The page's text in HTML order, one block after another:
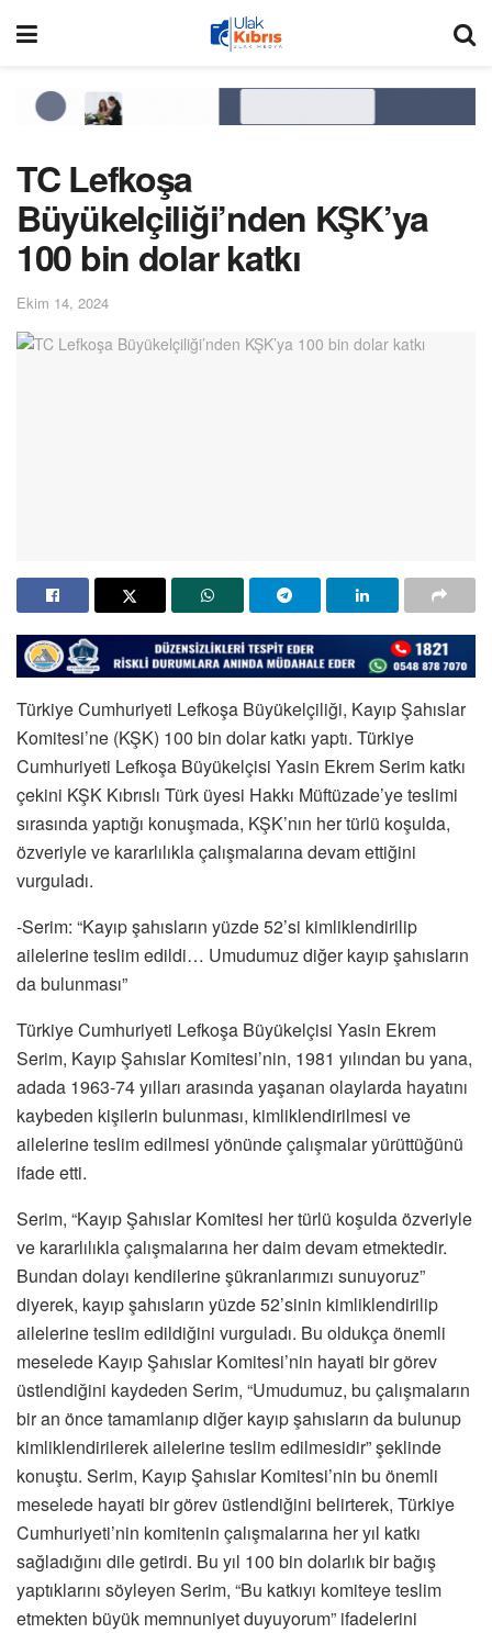
TC Lefkoşa
Büyükelçiliği’nden KŞK’ya
100 bin dolar katkı
Ekim 14, 2024
Türkiye Cumhuriyeti Lefkoşa Büyükelçiliği, Kayıp Şahıslar
Komitesi’ne (KŞK) 100 bin dolar katkı yaptı. Türkiye
Cumhuriyeti Lefkoşa Büyükelçisi Yasin Ekrem Serim katkı
çekini KŞK Kıbrıslı Türk üyesi Hakkı Müftüzade’ye teslimi
sırasında yaptığı konuşmada, KŞK’nın her türlü koşulda,
özveriyle ve kararlılıkla çalışmalarına devam ettiğini
vurguladı.
-Serim: “Kayıp şahısların yüzde 52’si kimliklendirilip
ailelerine teslim edildi… Umudumuz diğer kayıp şahısların
da bulunması”
Türkiye Cumhuriyeti Lefkoşa Büyükelçisi Yasin Ekrem
Serim, Kayıp Şahıslar Komitesi’nin, 1981 yılından bu yana,
adada 1963-74 yılları arasında yaşanan olaylarda hayatını
kaybeden kişilerin bulunması, kimliklendirilmesi ve
ailelerine teslim edilmesi yönünde çalışmalar yürüttüğünü
ifade etti.
Serim, “Kayıp Şahıslar Komitesi her türlü koşulda özveriyle
ve kararlılıkla çalışmalarına her daim devam etmektedir.
Bundan dolayı kendilerine şükranlarımızı sunuyoruz”
diyerek, kayıp şahısların yüzde 52’sinin kimliklendirilip
ailelerine teslim edildiğini vurguladı. Bu oldukça önemli
meselede Kayıp Şahıslar Komitesi’nin hayati bir görev
üstlendiğini kaydeden Serim, “Umudumuz, bu çalışmaların
bir an önce tamamlanıp diğer kayıp şahısların da bulunup
kimliklendirilerek ailelerine teslim edilmesidir” şeklinde
konuştu. Serim, Kayıp Şahıslar Komitesi’nin bu önemli
meselede hayati bir görev üstlendiğini belirterek, Türkiye
Cumhuriyeti’nin komitenin çalışmalarına her yıl katkı
sağladığını dile getirdi. Bu yıl 100 bin dolarlık bir bağış
yaptıklarını söyleyen Serim, “Bu katkıyı komiteye teslim
etmekten büyük memnuniyet duyuyorum” ifadelerini